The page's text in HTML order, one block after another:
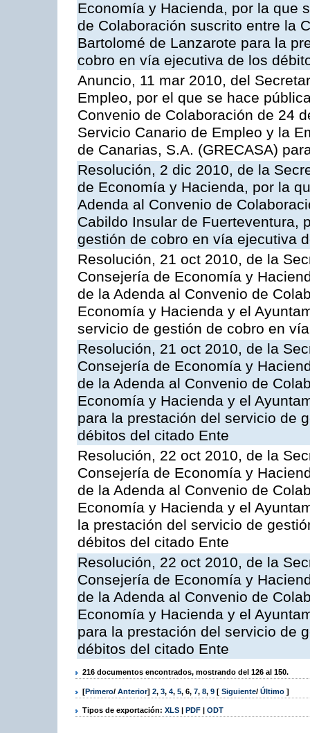
Economía y Hacienda, por la que
de Colaboración suscrito entre la
Bartolomé de Lanzarote para la
cobro en vía ejecutiva de los
Anuncio, 11 mar 2010, del
Empleo, por el que se hace
Convenio de Colaboración de 24
Servicio Canario de Empleo y la
de Canarias, S.A. (GRECASA)
Resolución, 2 dic 2010, de la
de Economía y Hacienda, por la
Adenda al Convenio de
Cabildo Insular de Fuerteventura,
gestión de cobro en vía ejecutiva
Resolución, 21 oct 2010, de la
Consejería de Economía y
de la Adenda al Convenio de
Economía y Hacienda y el
servicio de gestión de cobro en
Resolución, 21 oct 2010, de la
Consejería de Economía y
de la Adenda al Convenio de
Economía y Hacienda y el
para la prestación del servicio de
débitos del citado Ente
Resolución, 22 oct 2010, de la
Consejería de Economía y
de la Adenda al Convenio de
Economía y Hacienda y el
la prestación del servicio de
débitos del citado Ente
Resolución, 22 oct 2010, de la
Consejería de Economía y
de la Adenda al Convenio de
Economía y Hacienda y el
para la prestación del servicio de
débitos del citado Ente
216 documentos encontrados, mostrando del 126 al 150.
[Primero/ Anterior] 2, 3, 4, 5, 6, 7, 8, 9 [ Siguiente/ Último ]
Tipos de exportación: XLS | PDF | ODT